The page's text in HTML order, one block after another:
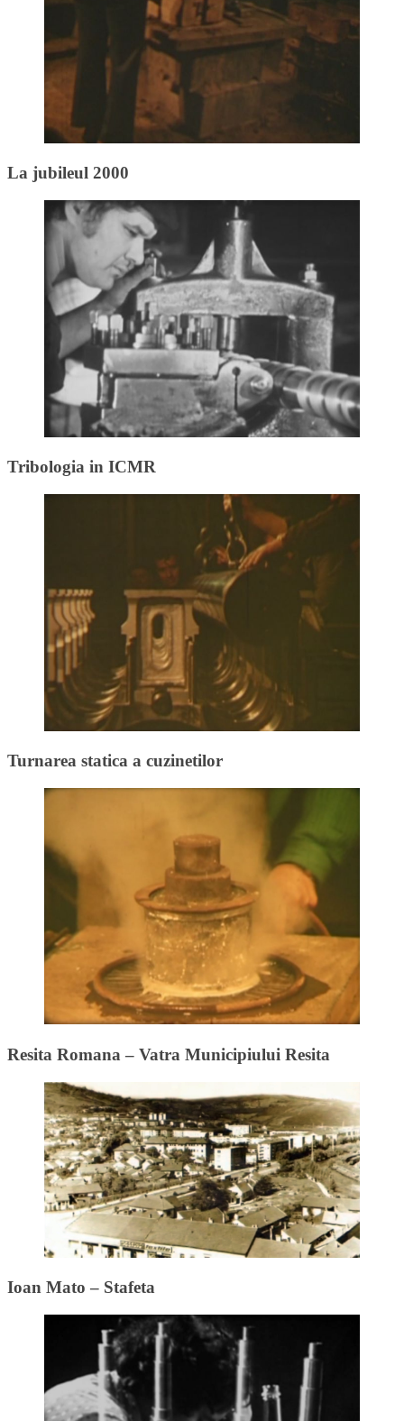
La jubileul 2000
Tribologia in ICMR
Turnarea statica a cuzinetilor
Resita Romana – Vatra Municipiului Resita
Ioan Mato – Stafeta